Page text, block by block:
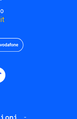
ulteriori